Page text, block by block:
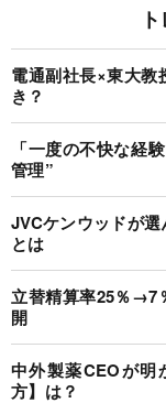
電通副社長×東大教
き？
「一度の不快な経
管理”
JVCケンウッドが
とは
立替精算率25％→7
開
中外製薬CEOが明
方】は？